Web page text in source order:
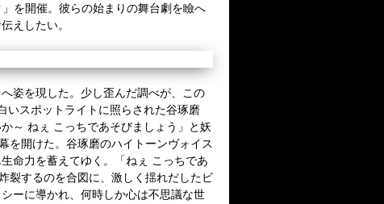
を開催。彼らの始まりの舞台劇を瞼へ
えしたい。
姿を現した。少し歪んだ調べが、この
いスポットライトに照らされた谷琢磨
～ ねぇ こっちであそびましょう」と妖
を開けた。谷琢磨のハイトーンヴォイス
命力を蓄えてゆく。「ねぇ こっちであ
裂するのを合図に、激しく揺れだしたビ
ーに導かれ、何時しか心は不思議な世